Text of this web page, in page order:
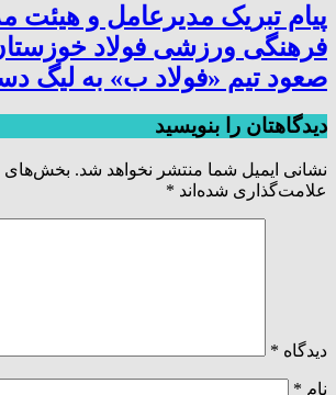
پیام تبریک مدیرعامل و هیئت
فرهنگی ورزشی فولاد
صعود تیم «فولاد ب» به لیگ
دیدگاهتان را بنویسید
نشانی ایمیل شما منتشر نخواهد شد. بخش‌های
علامت‌گذاری شده‌اند *
دیدگاه *
نام *